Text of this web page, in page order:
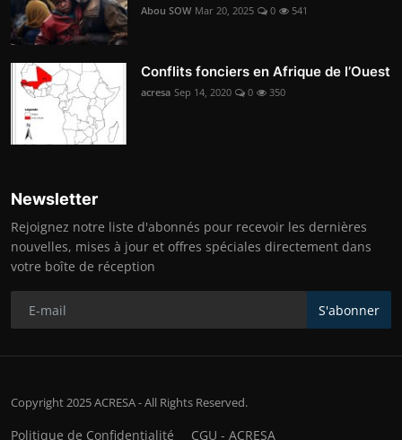
Abou SOW Mar 20, 2025 0 541
Conflits fonciers en Afrique de l’Ouest
acresa Sep 14, 2020 0 350
Newsletter
Rejoignez notre liste d'abonnés pour recevoir les dernières
nouvelles, mises à jour et offres spéciales directement dans
votre boîte de réception
S'abonner
Copyright 2025 ACRESA - All Rights Reserved.
Politique de Confidentialité CGU - ACRESA